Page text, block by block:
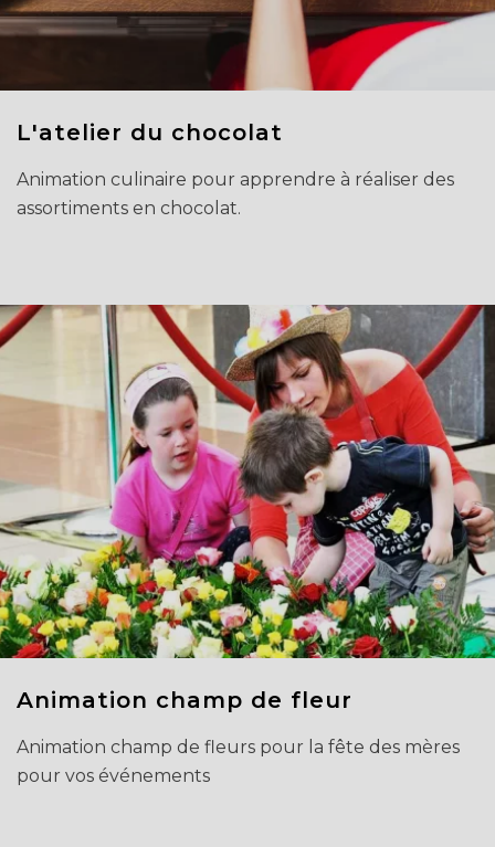
L'atelier du chocolat
Animation culinaire pour apprendre à réaliser des
assortiments en chocolat.
Animation champ de fleur
Animation champ de fleurs pour la fête des mères
pour vos événements